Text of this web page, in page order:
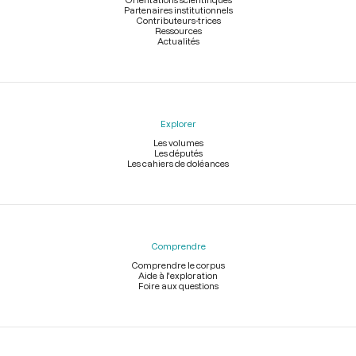
Partenaires institutionnels
Contributeurs-trices
Ressources
Actualités
Explorer
Les volumes
Les députés
Les cahiers de doléances
Comprendre
Comprendre le corpus
Aide à l'exploration
Foire aux questions